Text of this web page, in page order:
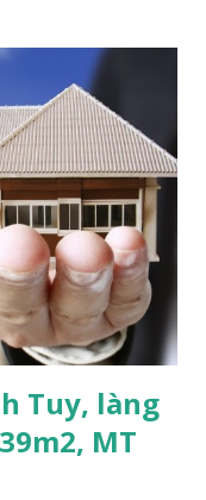
chí mua nhanh;
MẢNH ĐẤT LÀM
• Đất nằm trên
8m, ngõ thông, ô
khoảng 200m; •
250m; • Gần dự
• Cách chân cầu
khoảng 500m; •
và sinh hoạt; ...
Tuy, làng
MT